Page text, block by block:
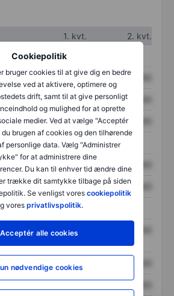
Cookiepolitik
bruger cookies til at give dig en bedre
ved at aktivere, optimere og
drift, samt til at give personligt
og mulighed for at oprette
medier. Ved at vælge "Acceptér
brugen af cookies og den tilhørende
personlige data. Vælg "Administrer
for at administrere dine
Du kan til enhver tid ændre dine
trække dit samtykke tilbage på siden
Se venligst vores cookiepolitik
voresprivatlivspolitik.
Acceptér alle cookies
nødvendige cookies
1. kvt.
2. kvt.
XXXXXXX XXXXXXX
XXXXXXX XXXXXXX
XXXXXXX XXXXXXX
XXXXXXX XXXXXXX
XXXXXXX XXXXXXX
XXXXXXX
XXXXXXX